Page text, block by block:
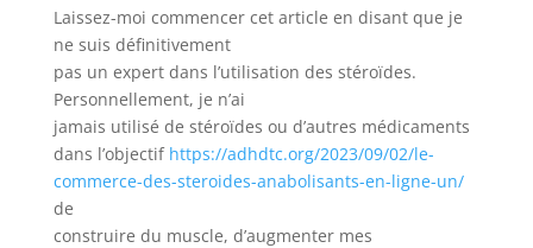
Laissez-moi commencer cet article en disant que je
ne suis définitivement
pas un expert dans l’utilisation des stéroïdes.
Personnellement, je n’ai
jamais utilisé de stéroïdes ou d’autres médicaments
dans l’objectif https://adhdtc.org/2023/09/02/le-
commerce-des-steroides-anabolisants-en-ligne-un/
de
construire du muscle, d’augmenter mes